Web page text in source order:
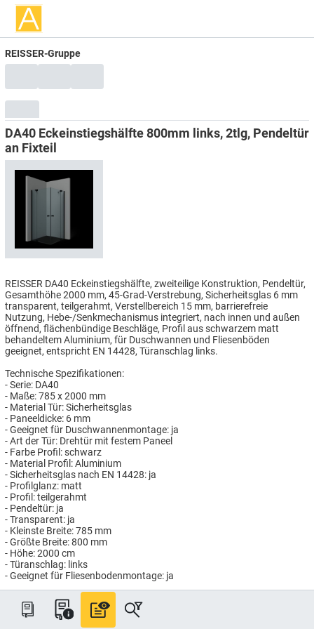
REISSER-Gruppe
DA40 Eckeinstiegshälfte 800mm links, 2tlg, Pendeltür
an Fixteil
REISSER DA40 Eckeinstiegshälfte, zweiteilige Konstruktion, Pendeltür,
Gesamthöhe 2000 mm, 45-Grad-Verstrebung, Sicherheitsglas 6 mm
transparent, teilgerahmt, Verstellbereich 15 mm, barrierefreie
Nutzung, Hebe-/Senkmechanismus integriert, nach innen und außen
öffnend, flächenbündige Beschläge, Profil aus schwarzem matt
behandeltem Aluminium, für Duschwannen und Fliesenböden
geeignet, entspricht EN 14428, Türanschlag links.
Technische Spezifikationen:
- Serie: DA40
- Maße: 785 x 2000 mm
- Material Tür: Sicherheitsglas
- Paneeldicke: 6 mm
- Geeignet für Duschwannenmontage: ja
- Art der Tür: Drehtür mit festem Paneel
- Farbe Profil: schwarz
- Material Profil: Aluminium
- Sicherheitsglas nach EN 14428: ja
- Profilglanz: matt
- Profil: teilgerahmt
- Pendeltür: ja
- Transparent: ja
- Kleinste Breite: 785 mm
- Größte Breite: 800 mm
- Höhe: 2000 cm
- Türanschlag: links
- Geeignet für Fliesenbodenmontage: ja
Artikelnummer: HG876504/80